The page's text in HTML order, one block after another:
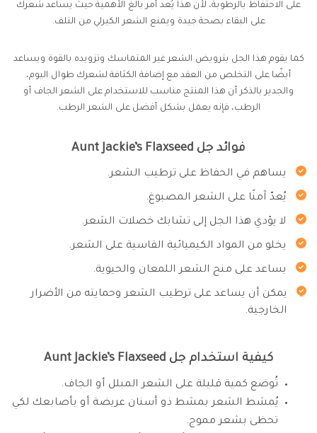
على الاحتفاظ بالرطوبة، لأن هذا يُعد أمر بالغ الأهمية حيث يساعد شعرك
على البقاء بصحة جيدة ويمنع الشعر الكيرلي من التلف.
كما يقوم هذا الجل بترويض الشعر غير المتماسك وتزويده بالقوة ويساعد
أيضًا على التخلص من العقد مع إضافة الكثافة لشعرك طوال اليوم،
والجدير بالذكر أن هذا المنتج مناسب للاستخدام على الشعر الجاف أو
الرطب، فإنه يعمل بشكل أفضل على الشعر الرطب.
فوائد جل Aunt Jackie’s Flaxseed
يساهم في الحفاظ على ترطيب الشعر.
يُعدّ آمنًا على الشعر المصبوغ.
لا يؤدي هذا الجل إلى تشابك خصلات الشعر.
يخلو من المواد الكيميائية القاسية على الشعر.
يساعد على منح الشعر اللمعان والحيوية.
يمكن أن يساعد على ترطيب الشعر وحمايته من الأضرار
الخارجية.
كيفية استخدام جل Aunt Jackie’s Flaxseed
تُوضع كمية قليلة على الشعر المبلل أو الجاف.
يُمشط الشعر بمشط ذو أسنان عريضة أو بأصابعك لكي
تحظى بشعر مموج.